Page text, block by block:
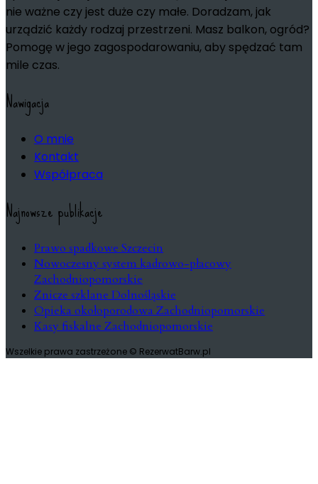
nie ważne czy jest duże czy małe. Doradzam, jak
urządzić każdy rodzaj przestrzeni. Masz balkon, ogród?
Pomogę w jego zagospodarowaniu, aby spędzać tam
mile czas.
Nawigacja
O mnie
Kontakt
Współpraca
Najnowsze publikacje
Prawo spadkowe Szczecin
Nowoczesny system kadrowo-płacowy
Zachodniopomorskie
Znicze szklane Dolnośląskie
Opieka okołoporodowa Zachodniopomorskie
Kasy fiskalne Zachodniopomorskie
Wszelkie prawa zastrzeżone © RezerwatBarw.pl